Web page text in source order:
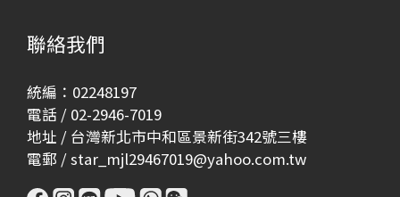
聯絡我們
統編：02248197
電話 / 02-2946-7019
地址 / 台灣新北市中和區景新街342號三樓
電郵 / star_mjl29467019@yahoo.com.tw